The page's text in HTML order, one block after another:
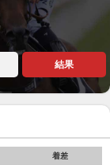
結果
着差